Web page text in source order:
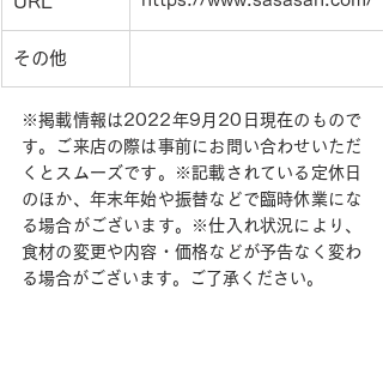
その他
※掲載情報は2022年9月20日現在のもので
す。ご来店の際は事前にお問い合わせいただ
くとスムーズです。※記載されている定休日
のほか、年末年始や振替などで臨時休業にな
る場合がございます。※仕入れ状況により、
食材の変更や内容・価格などが予告なく変わ
る場合がございます。ご了承ください。